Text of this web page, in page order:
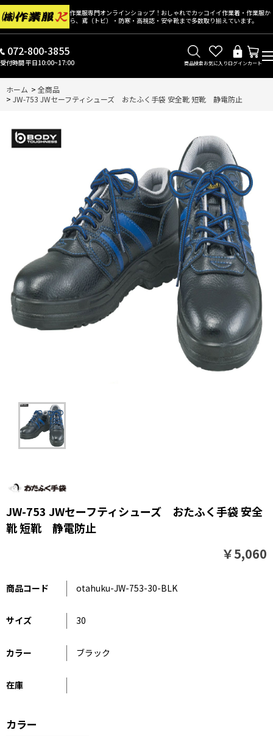
作業服専門オンラインショップ！おしゃれでカッコイイ作業着・作業服か
ら、鳶（トビ）・防寒・高視認・安全靴まで多数取り揃えています。
072-800-3855
受付時間 平日10:00~17:00 商品検索お気に入りログインカート
ホーム > 全商品
> JW-753 JWセーフティシューズ おたふく手袋 安全靴 短靴 静電防止
JW-753 JWセーフティシューズ おたふく手袋 安全
靴 短靴 静電防止
￥5,060
商品コード otahuku-JW-753-30-BLK
サイズ 30
カラー ブラック
在庫
カラー